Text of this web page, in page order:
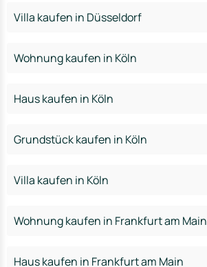
Villa kaufen in Düsseldorf
Wohnung kaufen in Köln
Haus kaufen in Köln
Grundstück kaufen in Köln
Villa kaufen in Köln
Wohnung kaufen in Frankfurt am Main
Haus kaufen in Frankfurt am Main